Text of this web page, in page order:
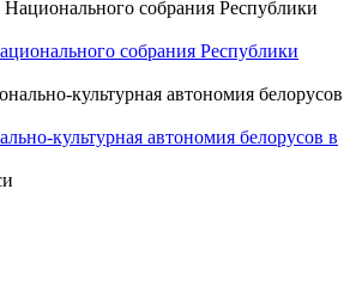
собрания Республики
культурная автономия белорусов в